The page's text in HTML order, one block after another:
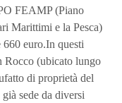
FEAMP (Piano
Marittimi e la Pesca)
euro.In questi
Rocco (ubicato lungo
di proprietà del
sede da diversi